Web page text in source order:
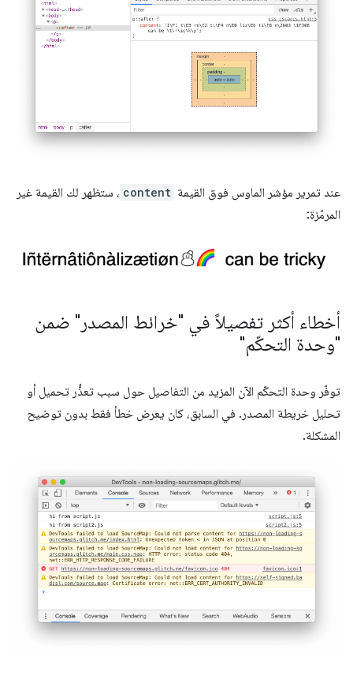
عند تمرير مؤشر الماوس فوق القيمة content ، ستظهر لك القيمة غير
المرمّزة:
أخطاء أكثر تفصيلاً في "خرائط المصدر" ضمن
"وحدة التحكّم"
توفّر وحدة التحكّم الآن المزيد من التفاصيل حول سبب تعذُّر تحميل أو
تحليل خريطة المصدر. في السابق، كان يعرض خطأ فقط بدون توضيح
المشكلة.